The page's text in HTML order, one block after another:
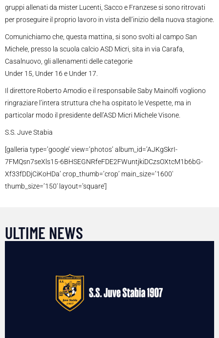
gruppi allenati da mister Lucenti, Sacco e Franzese si sono ritrovati
per proseguire il proprio lavoro in vista dell’inizio della nuova stagione.
Comunichiamo che, questa mattina, si sono svolti al campo San
Michele, presso la scuola calcio ASD Micri, sita in via Carafa,
Casalnuovo, gli allenamenti delle categorie
Under 15, Under 16 e Under 17.
Il direttore Roberto Amodio e il responsabile Saby Mainolfi vogliono
ringraziare l’intera struttura che ha ospitato le Vespette, ma in
particolar modo il presidente dell’ASD Micri Michele Visone.
S.S. Juve Stabia
[galleria type=’google’ view=’photos’ album_id=’AJKgSkrI-
7FMQsn7seXls15-6BHSEGNRfeFDE2FWuntjkiDCzsOXtcM1b6bG-
Xf33fDDjCiKoHDa’ crop_thumb=’crop’ main_size=’1600′
thumb_size=’150′ layout=’square’]
ULTIME NEWS